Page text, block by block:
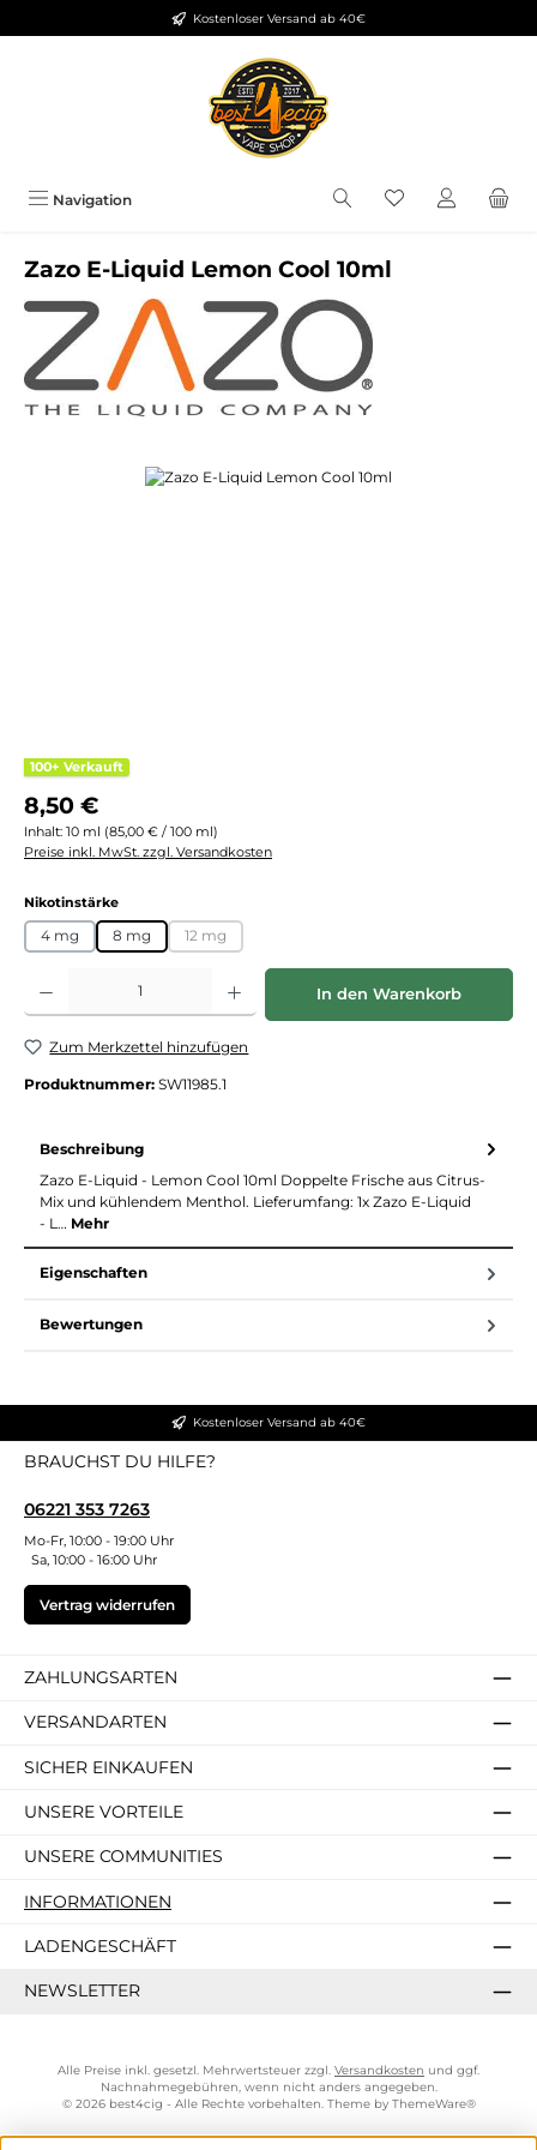
Zum Hauptinhalt springenKostenloser Versand ab 40€
Navigation Du hast 0
Zazo E-Liquid Lemon Cool 10ml
Bildergalerie überspringen
100+ Verkauft
Regulärer Preis:
8,50 €
Inhalt: 10 ml (85,00 € / 100 ml)
Preise inkl. MwSt. zzgl. Versandkosten
Nikotinstärkeauswählen
4 mg 8 mg 12 mg
(Diese Option ist zurzeit nicht verfügbar.)
Produkt Anzahl: Gib den gewünschten Wert ein oder benutze die
In den Warenkorb
Zum Merkzettel hinzufügen
Produktnummer: SW11985.1
Beschreibung
Zazo E-Liquid - Lemon Cool 10ml Doppelte Frische aus Citrus-
Mix und kühlendem Menthol. Lieferumfang: 1x Zazo E-Liquid
- L… Mehr
Eigenschaften
Bewertungen
Kostenloser Versand ab 40€
BRAUCHST DU HILFE?
06221 353 7263
Mo-Fr, 10:00 - 19:00 Uhr
Sa, 10:00 - 16:00 Uhr
Vertrag widerrufen
ZAHLUNGSARTEN
VERSANDARTEN
SICHER EINKAUFEN
UNSERE VORTEILE
UNSERE COMMUNITIES
INFORMATIONEN
LADENGESCHÄFT
NEWSLETTER
Alle Preise inkl. gesetzl. Mehrwertsteuer zzgl. Versandkosten und ggf.
Nachnahmegebühren, wenn nicht anders angegeben.
© 2026 best4cig - Alle Rechte vorbehalten. Theme by ThemeWare®